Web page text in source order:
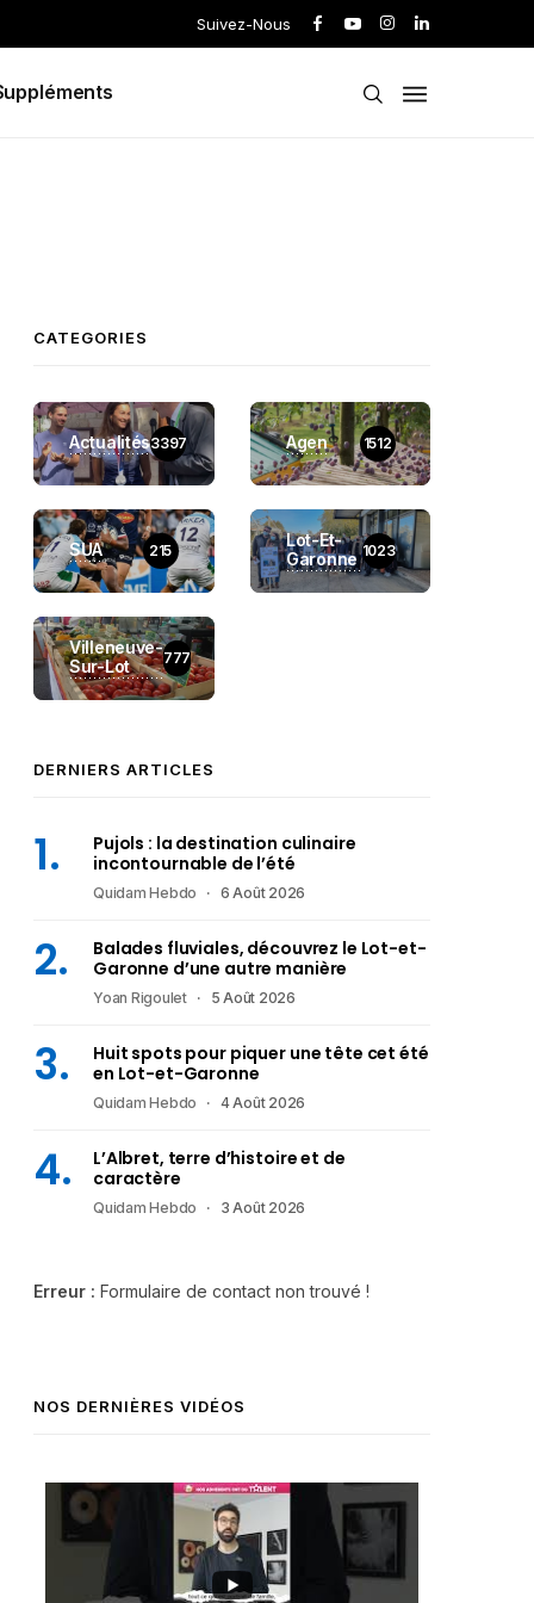
Suivez-Nous
CATEGORIES
Actualités3397 Agen 1512
SUA 215
Lot-Et-
Garonne 1023
Villeneuve-
Sur-Lot
777
DERNIERS ARTICLES
Pujols : la destination culinaire
incontournable de l’été
Quidam Hebdo 6 Août 2026
Balades fluviales, découvrez le Lot-et-
Garonne d’une autre manière
Yoan Rigoulet 5 Août 2026
Huit spots pour piquer une tête cet été
en Lot-et-Garonne
Quidam Hebdo 4 Août 2026
L’Albret, terre d’histoire et de
caractère
Quidam Hebdo 3 Août 2026
Erreur : Formulaire de contact non trouvé !
NOS DERNIÈRES VIDÉOS